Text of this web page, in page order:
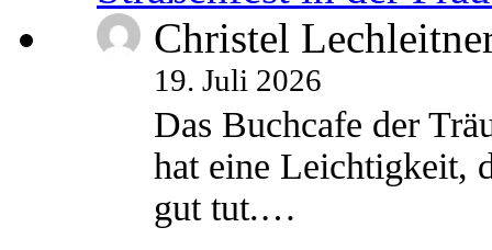
Christel
19. Juli 2026
Das Buchcafe der
hat eine Leichtigkeit,
gut tut.…